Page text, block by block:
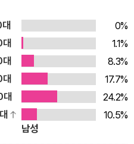
조망한다. 그 중심에는 ‘자연
다. 이는 경제가 과열되지도
성되는 이론적 금리 수준을 의
정할 때 참고하는 핵심 지표이
틀리면 경기가 위축되거나
자연이자율이 구조적으로 하
는 상승 압력이 강화될 수 있다
0%
1.1%
8.3%
17.7%
24.2%
10.5%
남성